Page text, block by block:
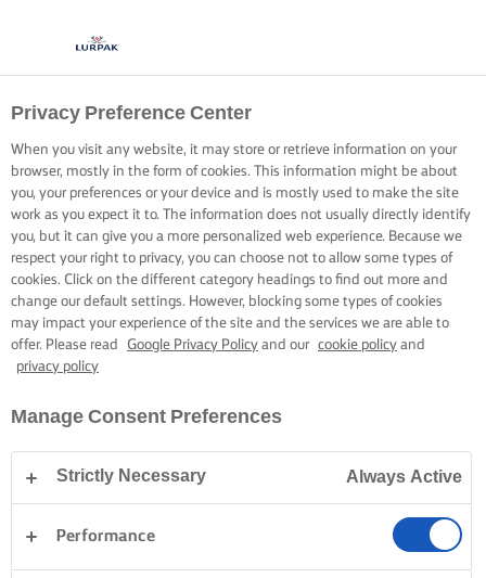
Privacy Preference Center
When you visit any website, it may store or retrieve information on your
browser, mostly in the form of cookies. This information might be about
you, your preferences or your device and is mostly used to make the site
work as you expect it to. The information does not usually directly identify
you, but it can give you a more personalized web experience. Because we
respect your right to privacy, you can choose not to allow some types of
cookies. Click on the different category headings to find out more and
change our default settings. However, blocking some types of cookies
may impact your experience of the site and the services we are able to
offer. Please read
Google Privacy Policy and our cookie policy and
privacy policy
Manage Consent Preferences
Strictly Necessary Always Active
Performance